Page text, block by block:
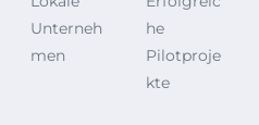
Unterneh
men
he
Pilotproje
kte